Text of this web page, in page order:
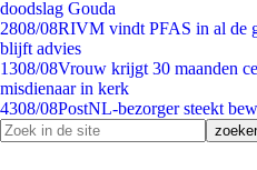
doodslag Gouda
2808/08RIVM vindt PFAS in al de
blijft advies
1308/08Vrouw krijgt 30 maanden
misdienaar in kerk
4308/08PostNL-bezorger steekt